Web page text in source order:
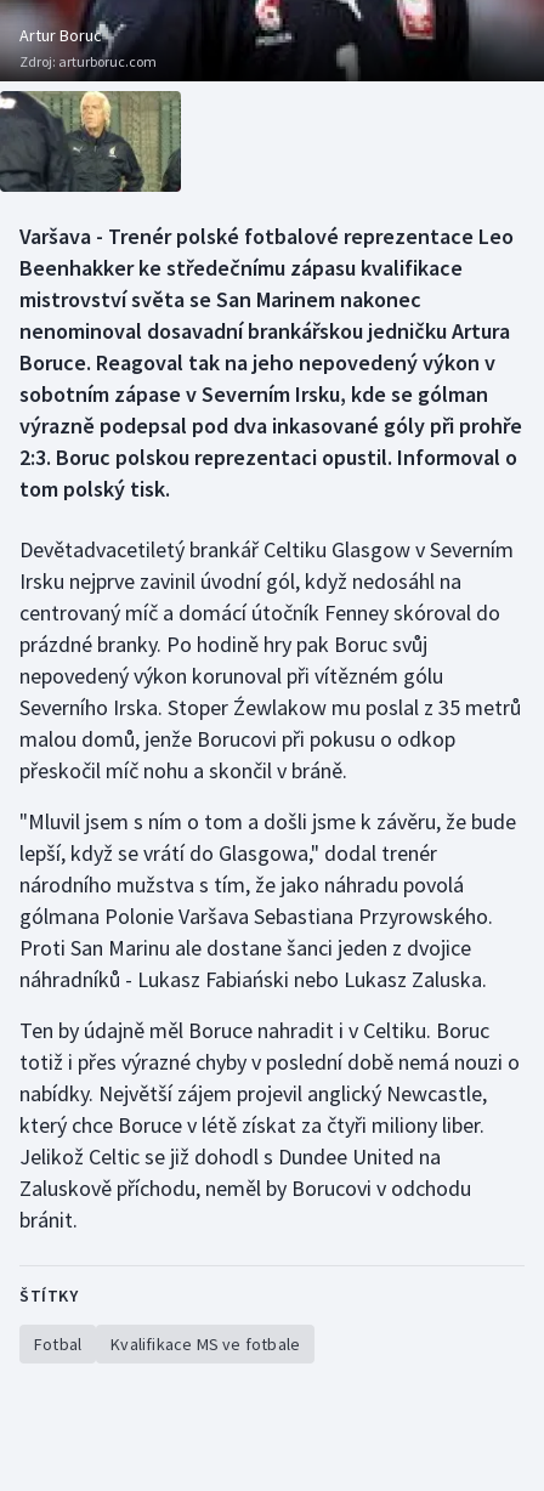
Baseball a softbal
Basketbal
Biatlon
Boby a skeleton
Box
Curling
Dostihy
Florbal
Futsal
Golf
Gymnastika
Házená
Jezdectví
Judo
Krasobruslení
Lezení
Lyže a snowboard
Motorsport
Olympijské hry
Parasport
Plážový volejbal
Ragby
Soutěže
Historické návraty
Aplikace ČT sport
AZ kvíz
Artur Boruc
Zdroj: arturboruc.com
Varšava - Trenér polské fotbalové reprezentace Leo
Beenhakker ke středečnímu zápasu kvalifikace
mistrovství světa se San Marinem nakonec
nenominoval dosavadní brankářskou jedničku Artura
Boruce. Reagoval tak na jeho nepovedený výkon v
sobotním zápase v Severním Irsku, kde se gólman
výrazně podepsal pod dva inkasované góly při prohře
2:3. Boruc polskou reprezentaci opustil. Informoval o
tom polský tisk.
Devětadvacetiletý brankář Celtiku Glasgow v Severním
Irsku nejprve zavinil úvodní gól, když nedosáhl na
centrovaný míč a domácí útočník Fenney skóroval do
prázdné branky. Po hodině hry pak Boruc svůj
nepovedený výkon korunoval při vítězném gólu
Severního Irska. Stoper Źewlakow mu poslal z 35 metrů
malou domů, jenže Borucovi při pokusu o odkop
přeskočil míč nohu a skončil v bráně.
"Mluvil jsem s ním o tom a došli jsme k závěru, že bude
lepší, když se vrátí do Glasgowa," dodal trenér
národního mužstva s tím, že jako náhradu povolá
gólmana Polonie Varšava Sebastiana Przyrowského.
Proti San Marinu ale dostane šanci jeden z dvojice
náhradníků - Lukasz Fabiański nebo Lukasz Zaluska.
Ten by údajně měl Boruce nahradit i v Celtiku. Boruc
totiž i přes výrazné chyby v poslední době nemá nouzi o
nabídky. Největší zájem projevil anglický Newcastle,
který chce Boruce v létě získat za čtyři miliony liber.
Jelikož Celtic se již dohodl s Dundee United na
Zaluskově příchodu, neměl by Borucovi v odchodu
bránit.
ŠTÍTKY
Fotbal Kvalifikace MS ve fotbale